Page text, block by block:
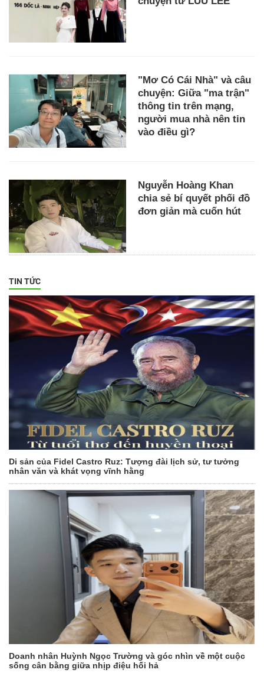
"Mơ Có Cái Nhà" và câu
chuyện: Giữa "ma trận"
thông tin trên mạng,
người mua nhà nên tin
vào điều gì?
Nguyễn Hoàng Khan
chia sẻ bí quyết phối đồ
đơn giản mà cuốn hút
TIN TỨC
Di sản của Fidel Castro Ruz: Tượng đài lịch sử, tư tưởng
nhân văn và khát vọng vĩnh hằng
Doanh nhân Huỳnh Ngọc Trường và góc nhìn về một cuộc
sống cân bằng giữa nhịp điệu hối hả